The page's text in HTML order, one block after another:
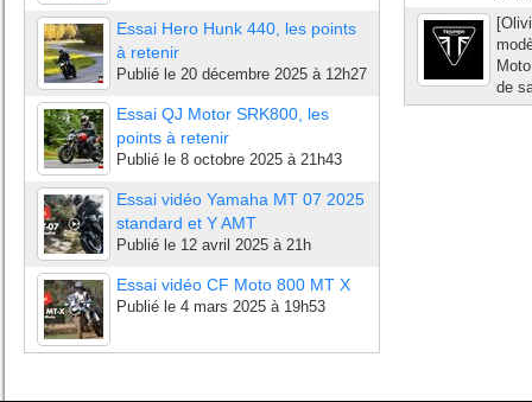
Essai Hero Hunk 440, les points
à retenir
Publié le 20 décembre 2025 à 12h27
Essai QJ Motor SRK800, les
points à retenir
Publié le 8 octobre 2025 à 21h43
Essai vidéo Yamaha MT 07 2025
standard et Y AMT
Publié le 12 avril 2025 à 21h
Essai vidéo CF Moto 800 MT X
Publié le 4 mars 2025 à 19h53
de